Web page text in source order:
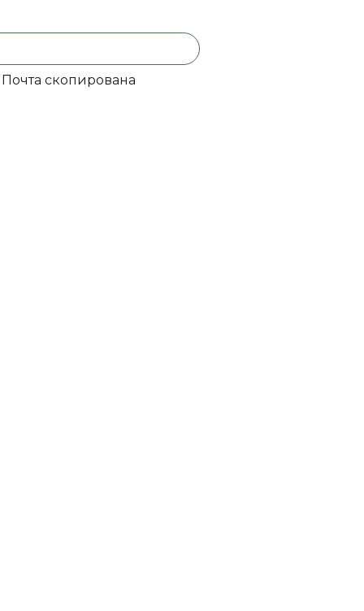
Почта скопирована